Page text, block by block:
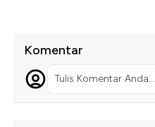
Komentar
Tulis Komentar Anda...